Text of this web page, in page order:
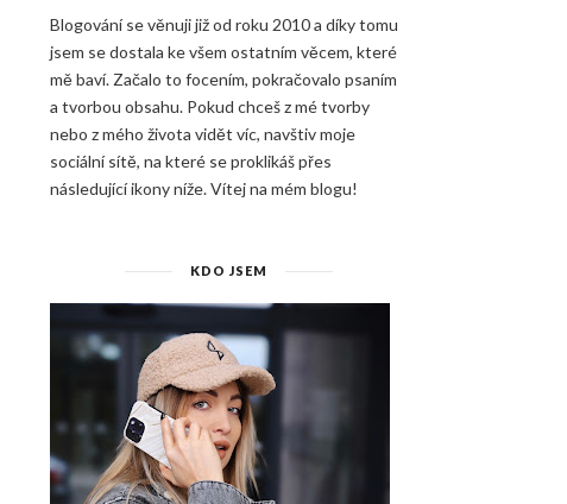
Blogování se věnuji již od roku 2010 a díky tomu
jsem se dostala ke všem ostatním věcem, které
mě baví. Začalo to focením, pokračovalo psaním
a tvorbou obsahu. Pokud chceš z mé tvorby
nebo z mého života vidět víc, navštiv moje
sociální sítě, na které se proklikáš přes
následující ikony níže. Vítej na mém blogu!
KDO JSEM